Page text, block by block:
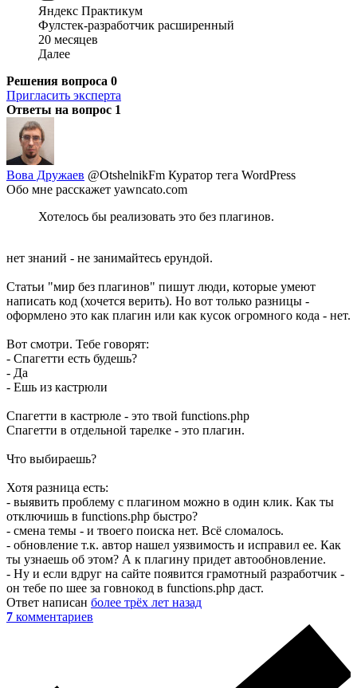
Яндекс Практикум
Фулстек-разработчик расширенный
20 месяцев
Далее
Решения вопроса 0
Пригласить эксперта
Ответы на вопрос 1
Вова Дружаев @OtshelnikFm Куратор тега WordPress
Обо мне расскажет yawncato.com
Хотелось бы реализовать это без плагинов.
нет знаний - не занимайтесь ерундой.
Статьи "мир без плагинов" пишут люди, которые умеют
написать код (хочется верить). Но вот только разницы -
оформлено это как плагин или как кусок огромного кода - нет.
Вот смотри. Тебе говорят:
- Спагетти есть будешь?
- Да
- Ешь из кастрюли
Спагетти в кастрюле - это твой functions.php
Спагетти в отдельной тарелке - это плагин.
Что выбираешь?
Хотя разница есть:
- выявить проблему с плагином можно в один клик. Как ты
отключишь в functions.php быстро?
- смена темы - и твоего поиска нет. Всё сломалось.
- обновление т.к. автор нашел уязвимость и исправил ее. Как
ты узнаешь об этом? А к плагину придет автообновление.
- Ну и если вдруг на сайте появится грамотный разработчик -
он тебе по шее за говнокод в functions.php даст.
Ответ написан более трёх лет назад
7 комментариев